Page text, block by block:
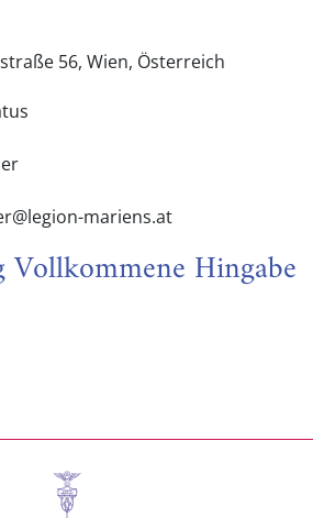
56, Wien, Österreich
mariens.at
Hingabe